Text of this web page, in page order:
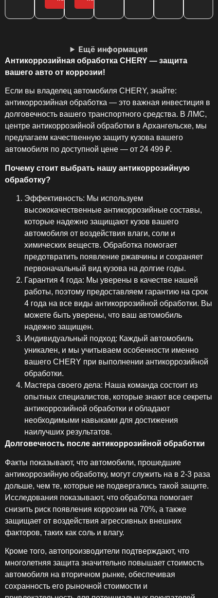
Ещё информация
Антикоррозийная обработка CHERY — защита
вашего авто от коррозии!
Если вы владелец автомобиля CHERY, знайте:
антикоррозийная обработка — это важная инвестиция в
долговечность вашего транспортного средства. В ЛМС,
центре антикоррозийной обработки в Архангельске, мы
предлагаем качественную защиту кузова вашего
автомобиля по доступной цене — от 24 499 ₽.
Почему стоит выбрать нашу антикоррозийную
обработку?
Эффективность: Мы используем
высококачественные антикоррозийные составы,
которые надежно защищают кузов вашего
автомобиля от воздействия влаги, соли и
химических веществ. Обработка помогает
предотвратить появление ржавчины и сохраняет
первоначальный вид кузова на долгие годы.
Гарантия 4 года: Мы уверены в качестве нашей
работы, поэтому предоставляем гарантию на срок
4 года на все виды антикоррозийной обработки. Вы
можете быть уверены, что ваш автомобиль
надежно защищен.
Индивидуальный подход: Каждый автомобиль
уникален, и мы учитываем особенности именно
вашего CHERY при выполнении антикоррозийной
обработки.
Мастера своего дела: Наша команда состоит из
опытных специалистов, которые знают все секреты
антикоррозийной обработки и обладают
необходимыми навыками для достижения
наилучших результатов.
Долговечность после антикоррозийной обработки
Факты показывают, что автомобили, прошедшие
антикоррозийную обработку, могут служить на в 2-3 раза
дольше, чем те, которые не подвергались такой защите.
Исследования показывают, что обработка помогает
снизить риск появления коррозии на 70%, а также
защищает от воздействия агрессивных внешних
факторов, таких как соль и влагу.
Кроме того, автопроизводители подтверждают, что
многолетняя защита значительно повышает стоимость
автомобиля на вторичном рынке, обеспечивая
сохранность его рыночной стоимости и